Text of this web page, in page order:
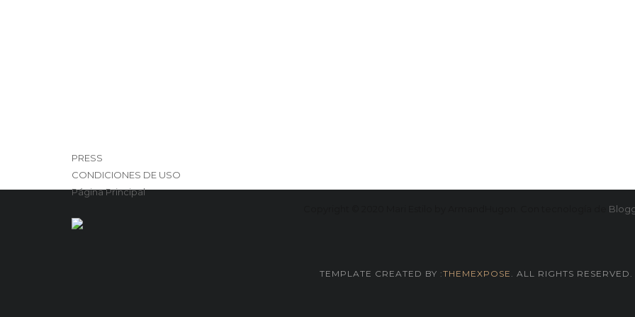
PRESS
CONDICIONES DE USO
Página Principal
TEMPLATE CREATED BY :THEMEXPOSE . ALL RIGHTS RESERVED.